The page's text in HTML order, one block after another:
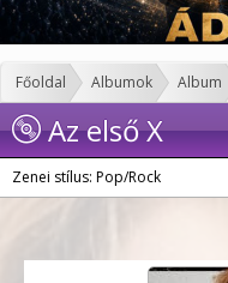
Főoldal Albumok Album
Az első X
Zenei stílus: Pop/Rock